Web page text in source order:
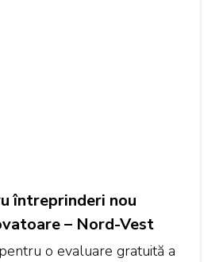
întreprinderi nou
– Nord-Vest
o evaluare gratuită a